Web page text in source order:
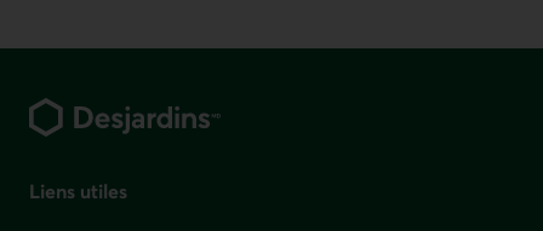
Liens utiles